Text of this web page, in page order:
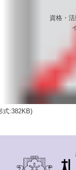
資格・
式:382KB)